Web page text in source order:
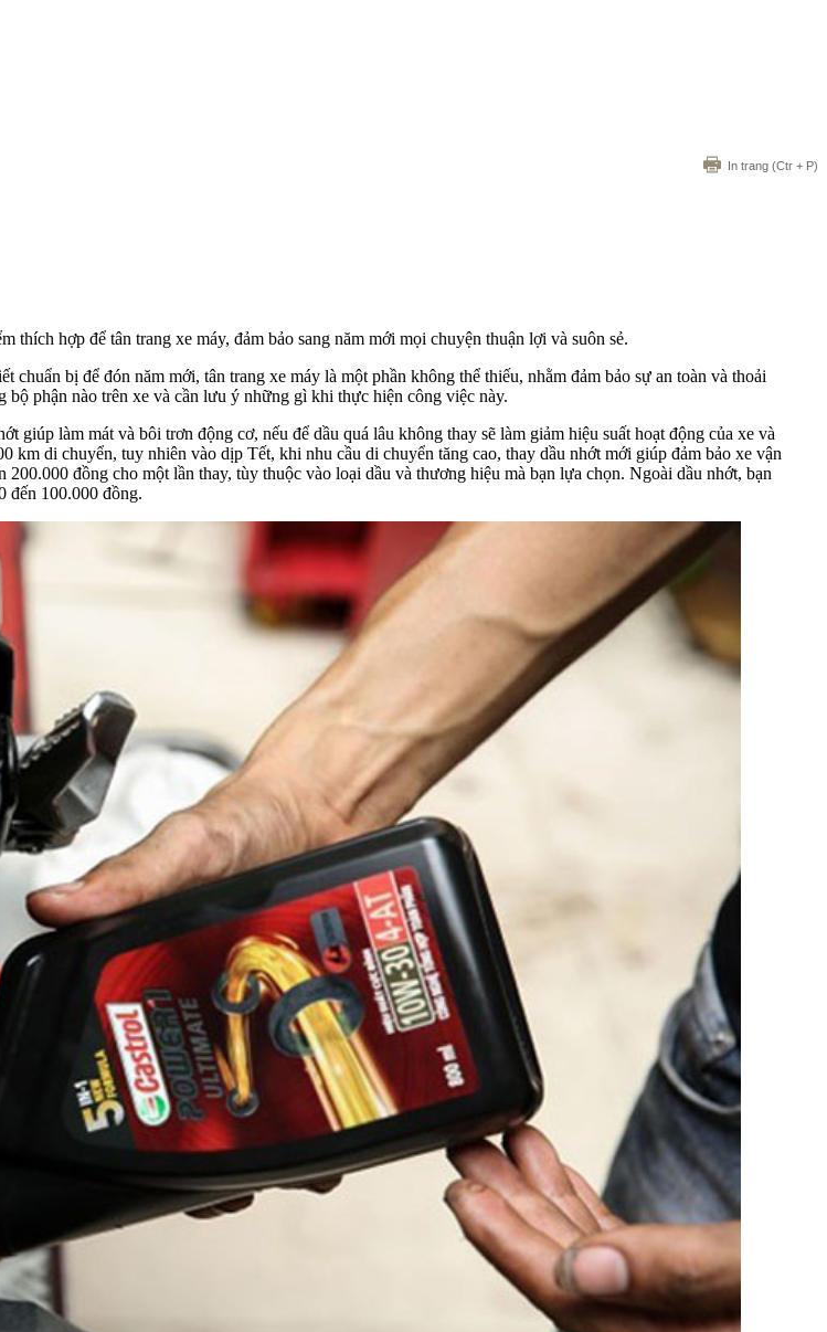
In trang (Ctr + P)
hợp để tân trang xe máy, đảm bảo sang năm mới mọi chuyện thuận lợi và suôn sẻ.
bị để đón năm mới, tân trang xe máy là một phần không thể thiếu, nhằm đảm bảo sự an toàn và thoải
phận nào trên xe và cần lưu ý những gì khi thực hiện công việc này.
làm mát và bôi trơn động cơ, nếu để dầu quá lâu không thay sẽ làm giảm hiệu suất hoạt động của xe và
km di chuyển, tuy nhiên vào dịp Tết, khi nhu cầu di chuyển tăng cao, thay dầu nhớt mới giúp đảm bảo xe vận
đồng cho một lần thay, tùy thuộc vào loại dầu và thương hiệu mà bạn lựa chọn. Ngoài dầu nhớt, bạn
đến 100.000 đồng.